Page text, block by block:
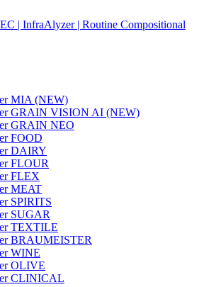
MIA (NEW)
GRAIN VISION AI (NEW)
GRAIN NEO
FOOD
DAIRY
FLOUR
FLEX
MEAT
SPIRITS
SUGAR
TEXTILE
BRAUMEISTER
WINE
OLIVE
CLINICAL